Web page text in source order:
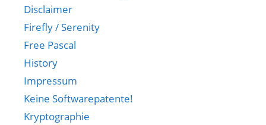
Disclaimer
Firefly / Serenity
Free Pascal
History
Impressum
Keine Softwarepatente!
Kryptographie